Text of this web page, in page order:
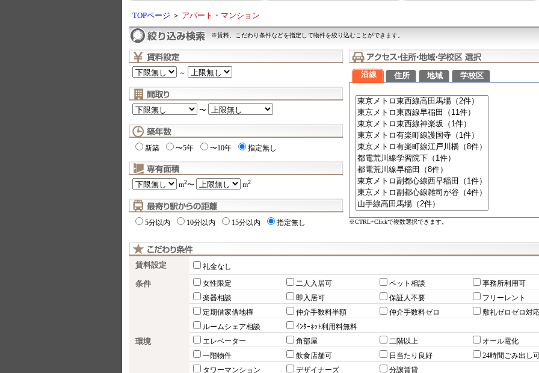
TOPページ ＞ アパート・マンション
※賃料、こだわり条件などを指定して物件を絞り込むことができます。
～
〜
新築 〜5年 〜10年 指定無し
m2〜 m2
5分以内 10分以内 15分以内 指定無し
沿線 住所 地域 学校区
※CTRL+Clickで複数選択できます。
賃料設定 礼金なし
条件 女性限定 二人入居可 ペット相談
事務所利用可
楽器相談
即入居可 保証人不要
フリーレント
定期借家借地権
仲介手数料半額 仲介手数料ゼロ
敷礼ゼロゼロ対
ルームシェア相談
ｲﾝﾀｰﾈｯﾄ利用料無料
環境 エレベーター 角部屋 二階以上
オール電化
一階物件
飲食店舗可 日当たり良好
24時間ごみ出し
タワーマンション
デザイナーズ 分譲賃貸